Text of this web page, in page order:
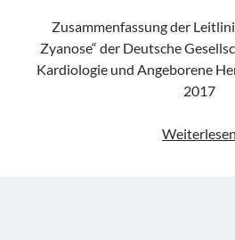
Zusammenfassung der
Zyanose“ der Deutsche
Kardiologie und Angeborene
2017
Weiterlesen